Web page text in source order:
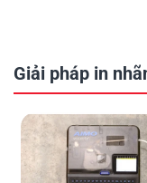
Giải pháp in